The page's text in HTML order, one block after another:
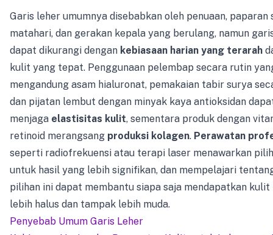
Garis leher umumnya disebabkan oleh penuaan, paparan
matahari, dan gerakan kepala yang berulang, namun
dapat dikurangi dengan kebiasaan harian yang terarah
kulit yang tepat. Penggunaan pelembap secara rutin
mengandung asam hialuronat, pemakaian tabir surya
dan pijatan lembut dengan minyak kaya antioksidan
menjaga elastisitas kulit, sementara produk dengan
retinoid merangsang produksi kolagen. Perawatan
seperti radiofrekuensi atau terapi laser menawarkan
untuk hasil yang lebih signifikan, dan mempelajari
pilihan ini dapat membantu siapa saja mendapatkan kulit
lebih halus dan tampak lebih muda.
Penyebab Umum Garis Leher